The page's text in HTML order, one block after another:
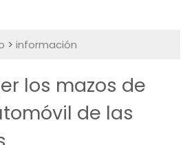
>información
los mazos de
de las